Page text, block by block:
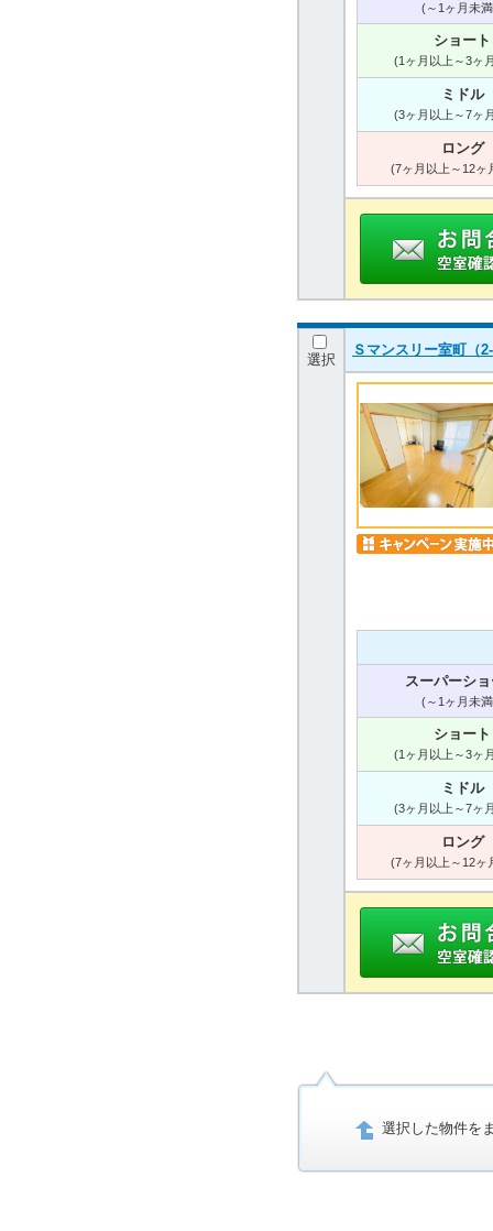
(～1ヶ月未
ショート
(1ヶ月以上～3ヶ
ミドル
(3ヶ月以上～7ヶ
ロング
(7ヶ月以上～12ヶ
選択
Ｓマンスリー室町（
スーパーシ
(～1ヶ月未
ショート
(1ヶ月以上～3ヶ
ミドル
(3ヶ月以上～7ヶ
ロング
(7ヶ月以上～12ヶ
選択した物件を